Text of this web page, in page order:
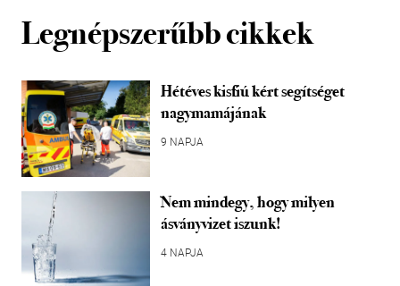
Legnépszerűbb cikkek
Hétéves kisfiú kért segítséget
nagymamájának
9 NAPJA
Nem mindegy, hogy milyen
ásványvizet iszunk!
4 NAPJA